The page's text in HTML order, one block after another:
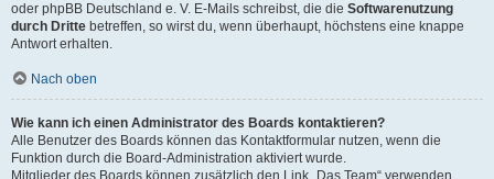
oder phpBB Deutschland e. V. E-Mails schreibst, die die Softwarenutzung
durch Dritte betreffen, so wirst du, wenn überhaupt, höchstens eine knappe
Antwort erhalten.
Nach oben
Wie kann ich einen Administrator des Boards kontaktieren?
Alle Benutzer des Boards können das Kontaktformular nutzen, wenn die
Funktion durch die Board-Administration aktiviert wurde.
Mitglieder des Boards können zusätzlich den Link „Das Team“ verwenden.